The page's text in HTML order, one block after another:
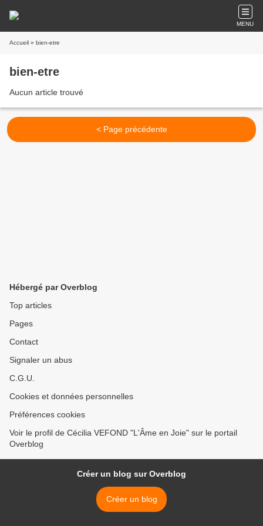
MENU
Accueil » bien-etre
bien-etre
Aucun article trouvé
< Page précédente
Hébergé par Overblog
Top articles
Pages
Contact
Signaler un abus
C.G.U.
Cookies et données personnelles
Préférences cookies
Voir le profil de Cécilia VEFOND "L'Âme en Joie" sur le portail
Overblog
Créer un blog sur Overblog
Créer un blog